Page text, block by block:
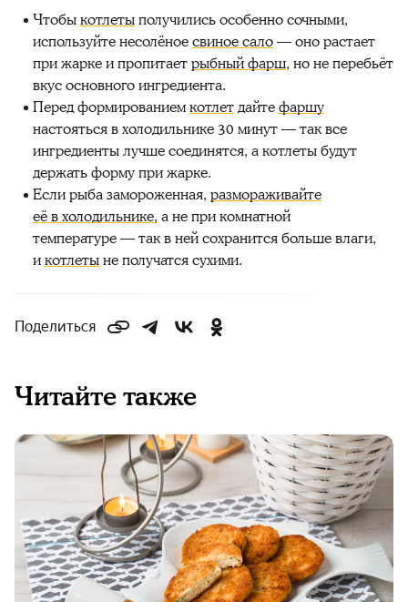
Чтобыкотлетыполучились особенно сочными,
используйте несолёноесвиное сало— оно растает
при жарке и пропитаетрыбный фарш, но не перебьёт
вкус основного ингредиента.
Перед формированиемкотлетдайтефаршу
настояться в холодильнике 30 минут — так все
ингредиенты лучше соединятся, а котлеты будут
держать форму при жарке.
Если рыба замороженная, размораживайте
её в холодильнике, а не при комнатной
температуре — так в ней сохранится больше влаги,
икотлетыне получатся сухими.
Поделиться
Читайте также